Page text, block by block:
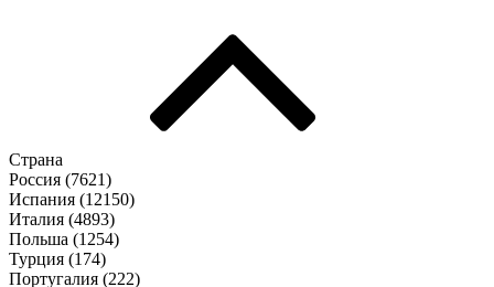
Страна
Россия (7621)
Испания (12150)
Италия (4893)
Польша (1254)
Турция (174)
Португалия (222)